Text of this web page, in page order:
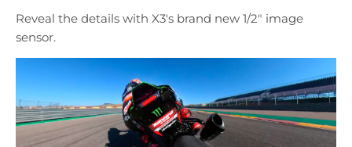
Reveal the details with X3's brand new 1/2" image
sensor.